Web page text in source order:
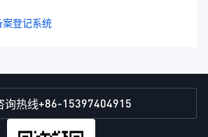
登记系统
询热线+86-15397404915